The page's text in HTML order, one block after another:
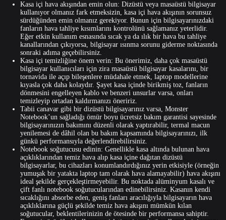
Kasa içi hava akışından emin olun: Dizüstü veya masaüstü bilgisayar
kullanıyor olmanız fark etmeksizin, kasa içi hava akışının sorunsuz
sürdüğünden emin olmanız gerekiyor. Bunun için bilgisayarınızdaki
fanların hava tahliye kısımlarını kontrolünü sağlamanız yeterlidir.
Eğer etkin kullanım esnasında sıcak ya da ılık bir hava bu tahliye
kanallarından çıkıyorsa, bilgisayar ısınma sorunu giderme noktasında
sonraki adıma geçebilirsiniz.
Kasa içi temizliğine önem verin: Bu önerimiz, daha çok masaüstü
bilgisayar kullanıcıları için zira masaüstü bilgisayar kasalarını, bir
tornavida ile açıp bileşenlere müdahale etmek, laptop modellerine
kıyasla çok daha kolaydır. Şayet kasa içinde birikmiş toz, fanların
dönmesini engelleyen kablo ve benzeri unsurlar varsa, onları
temizleyip ortadan kaldırmanızı öneririz.
Tabii canavar gibi bir dizüstü bilgisayarınız varsa, Monster
Notebook’un sağladığı ömür boyu ücretsiz bakım garantisi sayesinde
bilgisayarınızın bakımını düzenli olarak yaptırabilir, termal macun
yenilemesi de dâhil olan bu bakım kapsamında bilgisayarınızı, ilk
günkü performansıyla değerlendirebilirsiniz.
Notebook soğutucusu edinin: Genellikle kasa altında bulunan hava
açıklıklarından temiz hava alıp kasa içine dağıtan dizüstü
bilgisayarlar, bu cihazları konumlandırdığınız yerin etkisiyle (örneğin
yumuşak bir yatakta laptop tam olarak hava alamayabilir) hava akışını
ideal şekilde gerçekleştirmeyebilir. Bu noktada alüminyum kasalı ve
çift fanlı notebook soğutucularından edinebilirsiniz. Kasanın kendi
sıcaklığını absorbe eden, geniş fanları aracılığıyla bilgisayarın hava
açıklıklarına güçlü şekilde temiz hava akışını mümkün kılan
soğutucular, beklentilerinizin de ötesinde bir performansa sahiptir.